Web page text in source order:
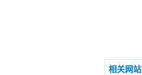
相关网站